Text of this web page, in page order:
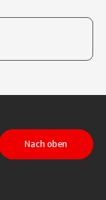
Nach oben